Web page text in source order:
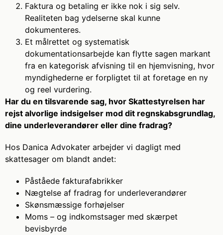
Faktura og betaling er ikke nok i sig selv.
Realiteten bag ydelserne skal kunne
dokumenteres.
Et målrettet og systematisk
dokumentationsarbejde kan flytte sagen markant
fra en kategorisk afvisning til en hjemvisning, hvor
myndighederne er forpligtet til at foretage en ny
og reel vurdering.
Har du en tilsvarende sag, hvor Skattestyrelsen har
rejst alvorlige indsigelser mod dit regnskabsgrundlag,
dine underleverandører eller dine fradrag?
Hos Danica Advokater arbejder vi dagligt med
skattesager om blandt andet:
Påståede fakturafabrikker
Nægtelse af fradrag for underleverandører
Skønsmæssige forhøjelser
Moms – og indkomstsager med skærpet
bevisbyrde